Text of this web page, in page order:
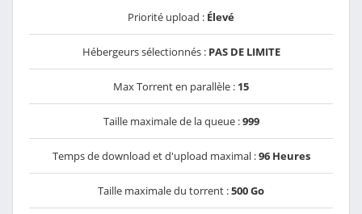
Priorité upload : Élevé
Hébergeurs sélectionnés : PAS DE LIMITE
Max Torrent en parallèle : 15
Taille maximale de la queue :999
Temps de download et d'upload maximal :96 Heures
Taille maximale du torrent :500 Go